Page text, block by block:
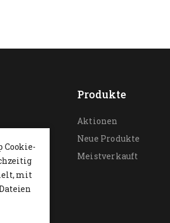
Produkte
Aktionen
Neue Produkte
Meistverkauft
Cookie-
mit